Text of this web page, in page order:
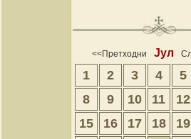
<<Претходни Јул
1 2 3 4 5
8
9 10 11 12
15
16 17 18 19